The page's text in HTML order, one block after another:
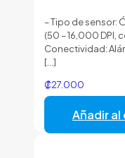
– Tipo de sensor:
(50 – 16,000 DPI,
Conectividad:
[…]
₡27.000
Añadir